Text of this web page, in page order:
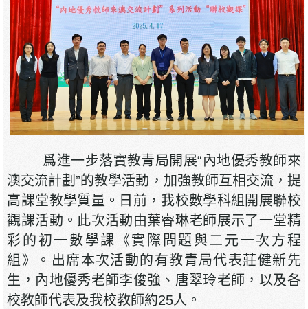
爲進一步落實教青局開展“內地優秀教師來
澳交流計劃”的教學活動，加強教師互相交流，提
高課堂教學質量。日前，我校數學科組開展聯校
觀課活動。此次活動由葉睿琳老師展示了一堂精
彩的初一數學課《實際問題與二元一次方程
組》。出席本次活動的有教青局代表莊健新先
生，內地優秀老師李俊強、唐翠玲老師，以及各
校教師代表及我校教師約25人。